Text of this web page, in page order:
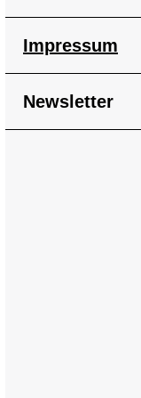
Impressum
Newsletter